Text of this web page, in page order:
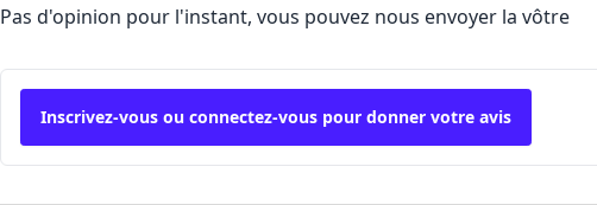
Pas d'opinion pour l'instant, vous pouvez nous envoyer la vôtre
Inscrivez-vous ou connectez-vous pour donner votre avis